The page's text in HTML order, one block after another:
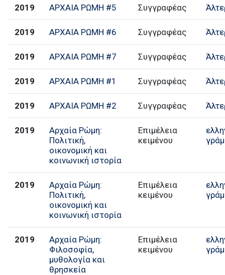
2019 ΑΡΧΑΙΑ ΡΩΜΗ #5 Συγγραφέας
2019 ΑΡΧΑΙΑ ΡΩΜΗ #6 Συγγραφέας
2019 ΑΡΧΑΙΑ ΡΩΜΗ #7 Συγγραφέας
2019 ΑΡΧΑΙΑ ΡΩΜΗ #1 Συγγραφέας
2019 ΑΡΧΑΙΑ ΡΩΜΗ #2 Συγγραφέας
2019
Αρχαία Ρώμη:
Πολιτική,
οικονομική και
κοινωνική ιστορία
Επιμέλεια
κειμένου
2019
Αρχαία Ρώμη:
Πολιτική,
οικονομική και
κοινωνική ιστορία
Επιμέλεια
κειμένου
2019
Αρχαία Ρώμη:
Φιλοσοφία,
μυθολογία και
θρησκεία
Επιμέλεια
κειμένου